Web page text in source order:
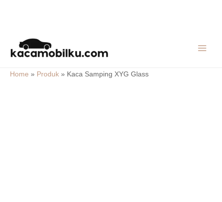
content
Home » Produk » Kaca Samping XYG Glass